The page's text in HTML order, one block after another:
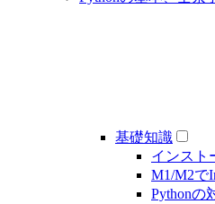
基礎知識
インスト
M1/M2で
Pythonの